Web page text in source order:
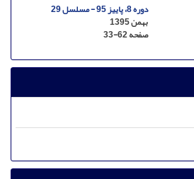
دوره 8، پاییز 95 - مسلسل 29
بهمن 1395
صفحه33-62